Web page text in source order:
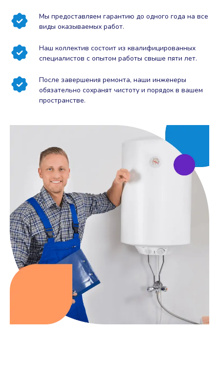
Мы предоставляем гарантию до одного года на все
виды оказываемых работ.
Наш коллектив состоит из квалифицированных
специалистов с опытом работы свыше пяти лет.
После завершения ремонта, наши инженеры
обязательно сохранят чистоту и порядок в вашем
пространстве.